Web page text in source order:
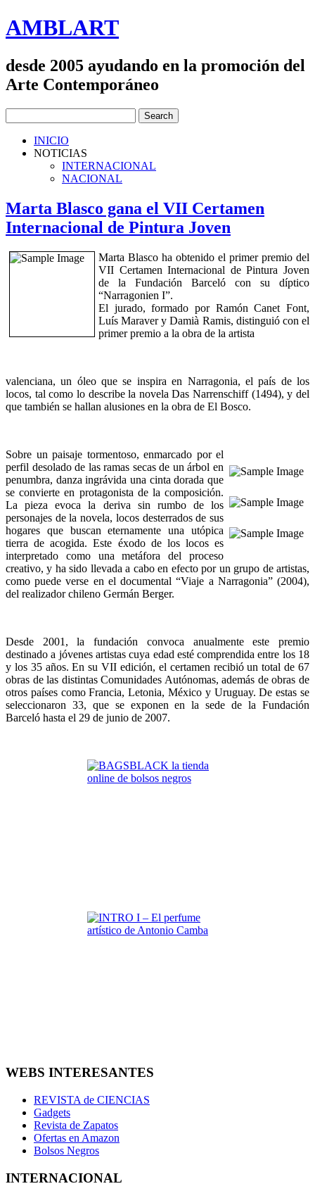
AMBLART
desde 2005 ayudando en la promoción del
Arte Contemporáneo
INICIO
NOTICIAS
INTERNACIONAL
NACIONAL
Marta Blasco gana el VII Certamen
Internacional de Pintura Joven
Marta Blasco ha obtenido el primer premio del
VII Certamen Internacional de Pintura Joven
de la Fundación Barceló con su díptico
“Narragonien I”.
El jurado, formado por Ramón Canet Font,
Luís Maraver y Damià Ramis, distinguió con el
primer premio a la obra de la artista
valenciana, un óleo que se inspira en Narragonia, el país de los
locos, tal como lo describe la novela Das Narrenschiff (1494), y del
que también se hallan alusiones en la obra de El Bosco.
Sobre un paisaje tormentoso, enmarcado por el
perfil desolado de las ramas secas de un árbol en
penumbra, danza ingrávida una cinta dorada que
se convierte en protagonista de la composición.
La pieza evoca la deriva sin rumbo de los
personajes de la novela, locos desterrados de sus
hogares que buscan eternamente una utópica
tierra de acogida. Este éxodo de los locos es
interpretado como una metáfora del proceso
creativo, y ha sido llevada a cabo en efecto por un grupo de artistas,
como puede verse en el documental “Viaje a Narragonia” (2004),
del realizador chileno Germán Berger.
Desde 2001, la fundación convoca anualmente este premio
destinado a jóvenes artistas cuya edad esté comprendida entre los 18
y los 35 años. En su VII edición, el certamen recibió un total de 67
obras de las distintas Comunidades Autónomas, además de obras de
otros países como Francia, Letonia, México y Uruguay. De estas se
seleccionaron 33, que se exponen en la sede de la Fundación
Barceló hasta el 29 de junio de 2007.
WEBS INTERESANTES
REVISTA de CIENCIAS
Gadgets
Revista de Zapatos
Ofertas en Amazon
Bolsos Negros
INTERNACIONAL